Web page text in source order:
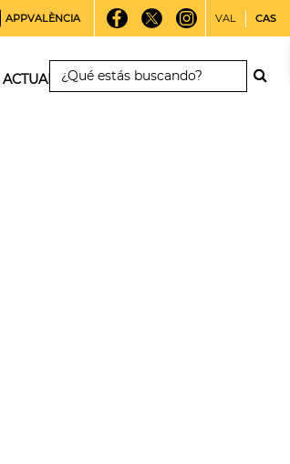
APPVALÈNCIA VAL CAS
ACTUALIDAD